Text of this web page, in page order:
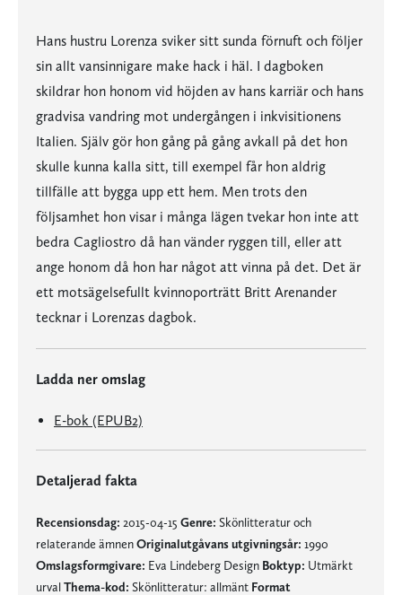
Hans hustru Lorenza sviker sitt sunda förnuft och följer
sin allt vansinnigare make hack i häl. I dagboken
skildrar hon honom vid höjden av hans karriär och hans
gradvisa vandring mot undergången i inkvisitionens
Italien. Själv gör hon gång på gång avkall på det hon
skulle kunna kalla sitt, till exempel får hon aldrig
tillfälle att bygga upp ett hem. Men trots den
följsamhet hon visar i många lägen tvekar hon inte att
bedra Cagliostro då han vänder ryggen till, eller att
ange honom då hon har något att vinna på det. Det är
ett motsägelsefullt kvinnoporträtt Britt Arenander
tecknar i Lorenzas dagbok.
Ladda ner omslag
E-bok (EPUB2)
Detaljerad fakta
Recensionsdag: 2015-04-15 Genre: Skönlitteratur och
relaterande ämnenOriginalutgåvans utgivningsår: 1990
Omslagsformgivare: Eva Lindeberg Design Boktyp: Utmärkt
urvalThema-kod: Skönlitteratur: allmänt Format